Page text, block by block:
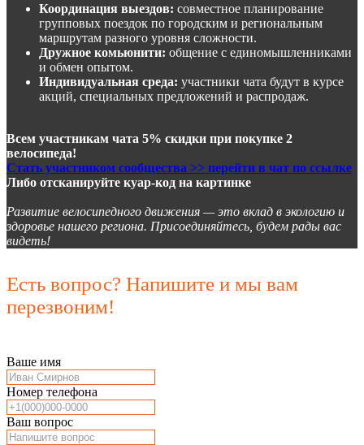
Координация выездов: совместное планирование
групповых поездок по городским и региональным
маршрутам разного уровня сложности.
Дружное комьюнити: общение с единомышленниками
и обмен опытом.
Индивидуальная среда: участники чата будут в курсе
акций, специальных предложений и распродаж.
Всем участникам чата 5% скидки при покупке 2
велосипеда!
Стать участником сообщества >> перейти в чат по ссылке
Либо отсканируйте куар-код на картинке
Развитие велосипедного движения — это вклад в экологию и
здоровье нашего региона. Присоединяйтесь, будем рады вас
видеть!
Есть вопрос? Напишите и мы вам
перезвоним!
Ваше имя
Номер телефона
Ваш вопрос